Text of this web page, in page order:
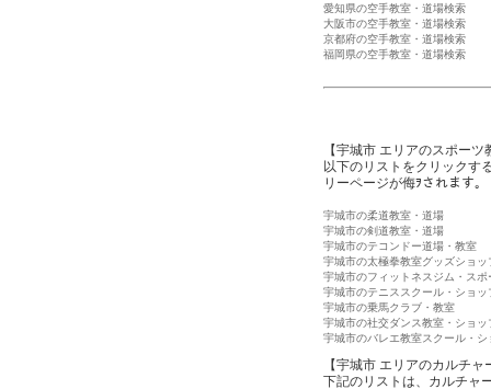
愛知県の空手教室・道場検索
大阪市の空手教室・道場検索
京都府の空手教室・道場検索
福岡県の空手教室・道場検索
【宇城市 エリアのスポー
以下のリストをクリックす
リーページが侮ｦされます。
宇城市の柔道教室・道場
宇城市の剣道教室・道場
宇城市のテコンドー道場・教室
宇城市の太極拳教室グッズショッ
宇城市のフィットネスジム・スポ
宇城市のテニススクール・ショッ
宇城市の乗馬クラブ・教室
宇城市の社交ダンス教室・ショッ
宇城市のバレエ教室スクール・シ
【宇城市 エリアのカルチ
下記のリストは、カルチャ